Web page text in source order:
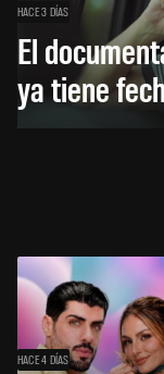
HACE 3 DÍAS
El
ya tiene
HACE 4 DÍAS